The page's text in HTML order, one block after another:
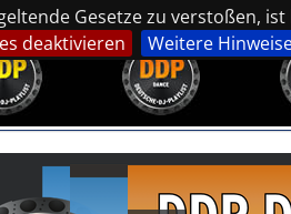
Gesetze zu verstoßen,
deaktivieren Weitere